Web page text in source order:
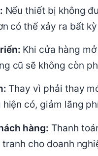
Nếu thiết bị không
có thể xảy ra bất
Khi cửa hàng
cũ sẽ không còn
Thay vì phải thay
có, giảm lãng
hàng: Thanh
cho doanh